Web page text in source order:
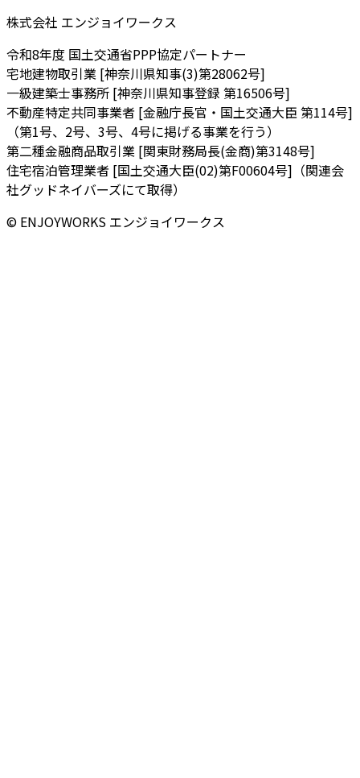
株式会社 エンジョイワークス
令和8年度 国土交通省PPP協定パートナー
宅地建物取引業 [神奈川県知事(3)第28062号]
一級建築士事務所 [神奈川県知事登録 第16506号]
不動産特定共同事業者 [金融庁長官・国土交通大臣 第114号]
（第1号、2号、3号、4号に掲げる事業を行う）
第二種金融商品取引業 [関東財務局長(金商)第3148号]
住宅宿泊管理業者 [国土交通大臣(02)第F00604号]（関連会
社グッドネイバーズにて取得）
© ENJOYWORKS エンジョイワークス